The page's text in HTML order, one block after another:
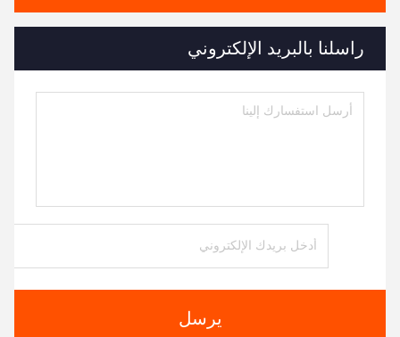
راسلنا بالبريد الإلكتروني
يرسل